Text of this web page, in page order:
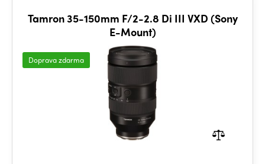
Tamron 35-150mm F/2-2.8 Di III VXD (Sony
E-Mount)
Doprava zdarma